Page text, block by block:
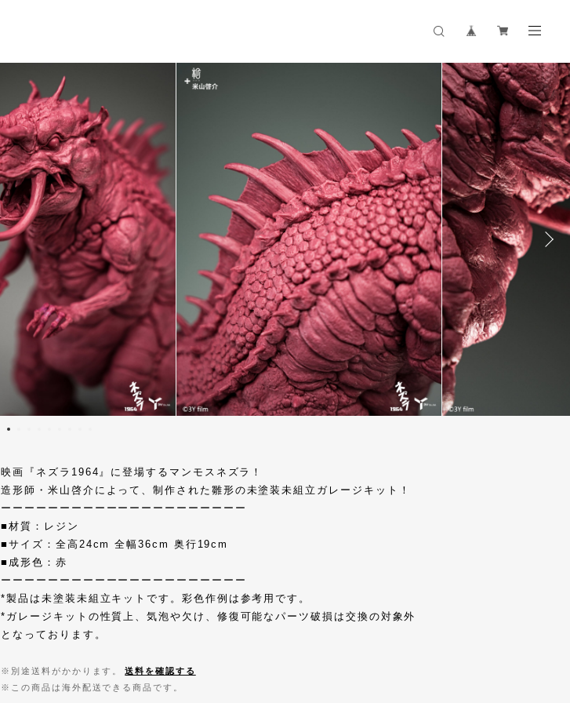
映画『ネズラ1964』に登場するマンモスネズラ！
造形師・米山啓介によって、制作された雛形の未塗装未組立ガレージキット！
ーーーーーーーーーーーーーーーーーーーーー
■材質：レジン
■サイズ：全高24cm 全幅36cm 奥行19cm
■成形色：赤
ーーーーーーーーーーーーーーーーーーーーー
*製品は未塗装未組立キットです。彩色作例は参考用です。
*ガレージキットの性質上、気泡や欠け、修復可能なパーツ破損は交換の対象外
となっております。
※別途送料がかかります。
送料を確認する
※この商品は海外配送できる商品です。